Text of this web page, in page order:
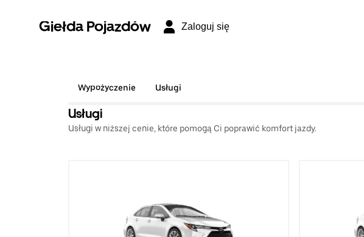
Giełda Pojazdów Zaloguj się
Wypożyczenie Usługi
Usługi
Usługi w niższej cenie, które pomogą Ci poprawić komfort jazdy.